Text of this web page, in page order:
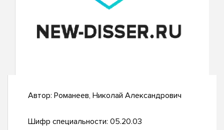
Автор: Романеев, Николай Александрович
Шифр специальности: 05.20.03